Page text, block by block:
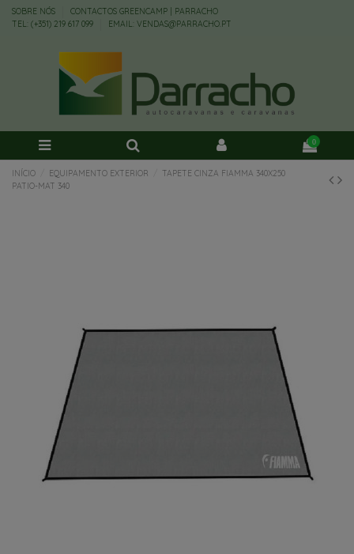
SOBRE NÓS
CONTACTOS GREENCAMP | PARRACHO
TEL: (+351) 219 617 099
EMAIL: VENDAS@PARRACHO.PT
0
INÍCIO EQUIPAMENTO EXTERIOR
TAPETE CINZA FIAMMA 340X250
PATIO-MAT 340